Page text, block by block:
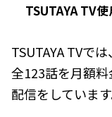
TSUTAYA TV
TSUTAYA TVで
全123話を月額
配信をしています